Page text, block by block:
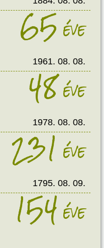
65éve
1961. 08. 08.
48éve
1978. 08. 08.
231éve
1795. 08. 09.
154éve